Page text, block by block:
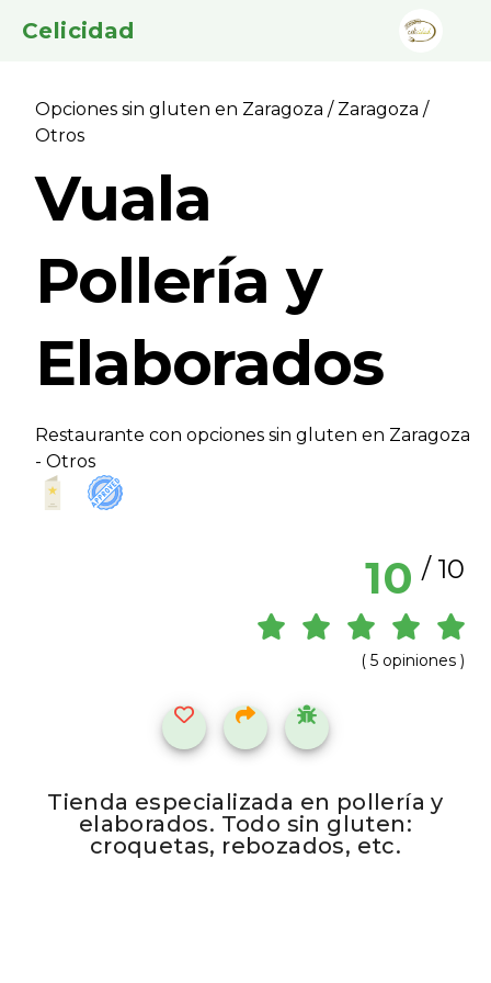
Celicidad
Opciones sin gluten en Zaragoza / Zaragoza /
Otros
Vuala
Pollería y
Elaborados
Restaurante con opciones sin gluten en Zaragoza
- Otros
10 / 10
( 5 opiniones )
Tienda especializada en pollería y
elaborados. Todo sin gluten:
croquetas, rebozados, etc.